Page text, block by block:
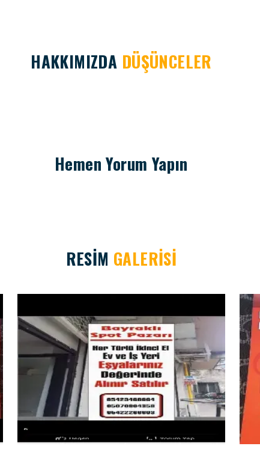
HAKKIMIZDA DÜŞÜNCELER
Hemen Yorum Yapın
RESİM GALERİSİ